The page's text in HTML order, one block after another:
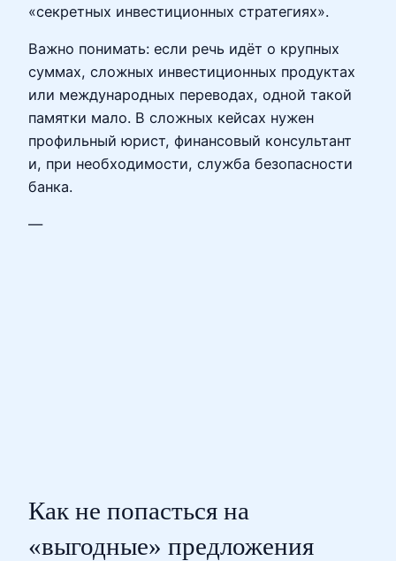
«секретных инвестиционных стратегиях».
Важно понимать: если речь идёт о крупных
суммах, сложных инвестиционных продуктах
или международных переводах, одной такой
памятки мало. В сложных кейсах нужен
профильный юрист, финансовый консультант
и, при необходимости, служба безопасности
банка.
—
Как не попасться на
«выгодные» предложения